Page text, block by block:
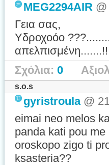
MEG2294AIR
Γεια σας,
Υδροχοόο
Σχόλια: 0
s.o.s
gyristroula@
eimai neo melos
panda kati pou
oroskopo zigo ti
ksasteria??